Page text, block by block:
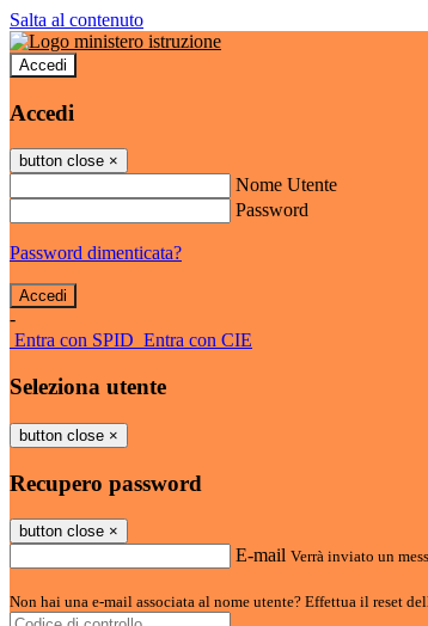
Salta al contenuto
Accedi
Accedi
button close ×
Nome Utente
Password
Password dimenticata?
-
Entra con SPID Entra con CIE
Seleziona utente
button close ×
Recupero password
button close ×
E-mail Verrà inviato un
Non hai una e-mail associata al nome utente? Effettua il reset